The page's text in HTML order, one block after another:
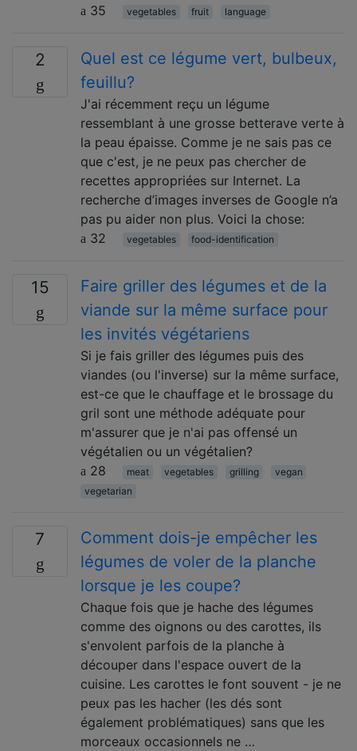
35
vegetables fruit language
2
Quel est ce légume vert, bulbeux,
feuillu?
J'ai récemment reçu un légume
ressemblant à une grosse betterave verte à
la peau épaisse. Comme je ne sais pas ce
que c'est, je ne peux pas chercher de
recettes appropriées sur Internet. La
recherche d’images inverses de Google n’a
pas pu aider non plus. Voici la chose:
32
vegetables food-identification
15
Faire griller des légumes et de la
viande sur la même surface pour
les invités végétariens
Si je fais griller des légumes puis des
viandes (ou l'inverse) sur la même surface,
est-ce que le chauffage et le brossage du
gril sont une méthode adéquate pour
m'assurer que je n'ai pas offensé un
végétalien ou un végétalien?
28
meat vegetables grilling
vegan
vegetarian
7
Comment dois-je empêcher les
légumes de voler de la planche
lorsque je les coupe?
Chaque fois que je hache des légumes
comme des oignons ou des carottes, ils
s'envolent parfois de la planche à
découper dans l'espace ouvert de la
cuisine. Les carottes le font souvent - je ne
peux pas les hacher (les dés sont
également problématiques) sans que les
morceaux occasionnels ne …